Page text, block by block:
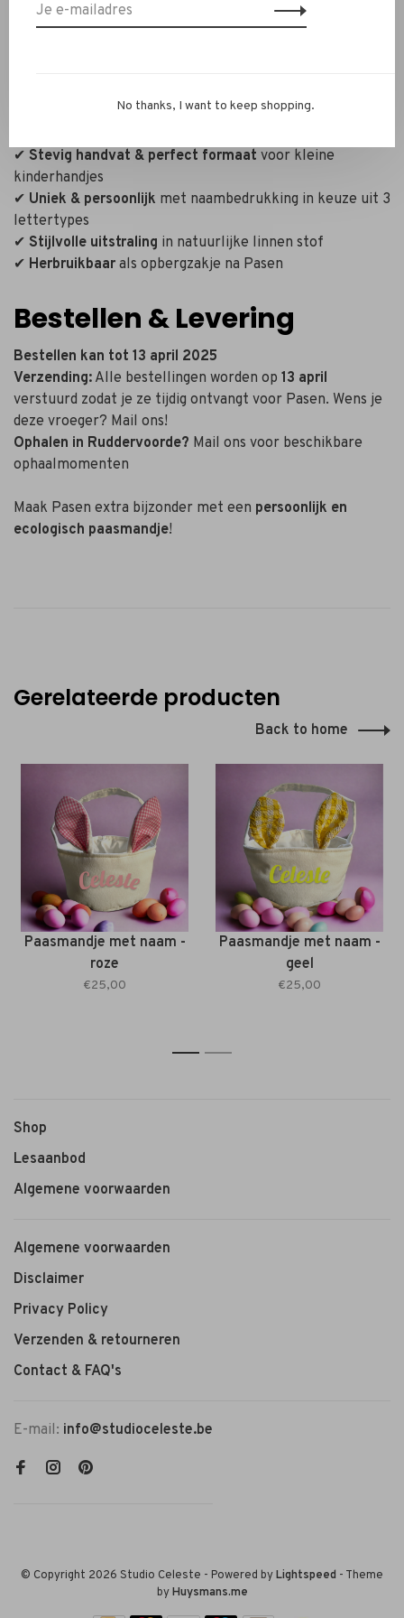
opbergzakje
paasmandje?
✔ Stevig handvat & perfect formaat voor kleine
kinderhandjes
✔ Uniek & persoonlijk met naambedrukking in keuze uit 3
lettertypes
✔ Stijlvolle uitstraling in natuurlijke linnen stof
✔ Herbruikbaar als opbergzakje na Pasen
Bestellen & Levering
Bestellen kan tot 13 april 2025
Verzending: Alle bestellingen worden op 13 april
verstuurd zodat je ze tijdig ontvangt voor Pasen. Wens je
deze vroeger? Mail ons!
Ophalen in Ruddervoorde? Mail ons voor beschikbare
ophaalmomenten
Maak Pasen extra bijzonder met een persoonlijk en
ecologisch paasmandje!
Gerelateerde producten
Back to home
Paasmandje met naam -
roze
€25,00
Paasmandje met naam -
geel
€25,00
1 2
Shop
Lesaanbod
Algemene voorwaarden
Algemene voorwaarden
Disclaimer
Privacy Policy
Verzenden & retourneren
Contact & FAQ's
E-mail: info@studioceleste.be
© Copyright 2026 Studio Celeste - Powered byLightspeed - Theme
byHuysmans.me
No thanks, I want to keep shopping.